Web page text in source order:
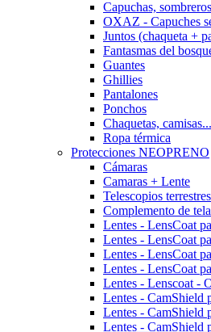
Capuchas,
OXAZ - Capuches
Juntos (chaqueta +
Fantasmas del
Guantes
Ghillies
Pantalones
Ponchos
Chaquetas, camisas...
Ropa térmica
Protecciones NEOPRENO
Cámaras
Camaras + Lente
Telescopios
Complemento de
Lentes - LensCoat
Lentes - LensCoat
Lentes - LensCoat
Lentes - LensCoat
Lentes - Lenscoat -
Lentes - CamShield
Lentes - CamShield
Lentes - CamShield